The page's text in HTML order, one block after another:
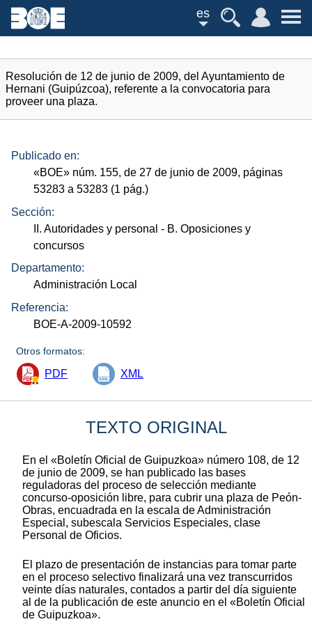
es
Resolución de 12 de junio de 2009, del Ayuntamiento de
Hernani (Guipúzcoa), referente a la convocatoria para
proveer una plaza.
Publicado en:
«BOE» núm. 155, de 27 de junio de 2009, páginas
53283 a 53283 (1 pág.)
Sección:
II. Autoridades y personal - B. Oposiciones y
concursos
Departamento:
Administración Local
Referencia:
BOE-A-2009-10592
Otros formatos:
PDF XML
TEXTO ORIGINAL
En el «Boletín Oficial de Guipuzkoa» número 108, de 12
de junio de 2009, se han publicado las bases
reguladoras del proceso de selección mediante
concurso-oposición libre, para cubrir una plaza de Peón-
Obras, encuadrada en la escala de Administración
Especial, subescala Servicios Especiales, clase
Personal de Oficios.
El plazo de presentación de instancias para tomar parte
en el proceso selectivo finalizará una vez transcurridos
veinte días naturales, contados a partir del día siguiente
al de la publicación de este anuncio en el «Boletín Oficial
de Guipuzkoa».